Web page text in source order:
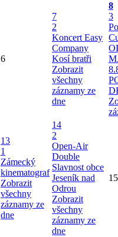
6
7
2
Koncert Easy
Company
Kosí bratři
Zobrazit
všechny
záznamy ze
dne
8
3
13
1
Zámecký
kinematograf
Zobrazit
všechny
záznamy ze
dne
14
2
Open-Air
Double
Slavnost obce
Jeseník nad
Odrou
Zobrazit
všechny
záznamy ze
dne
15